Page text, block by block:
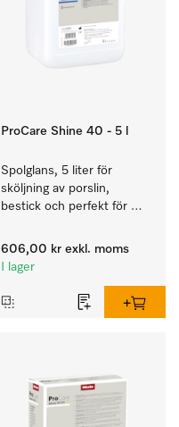
ProCare Shine 40 - 5 l
Spolglans, 5 liter för
sköljning av porslin,
bestick och perfekt för
606,00 kr exkl. moms
I lager